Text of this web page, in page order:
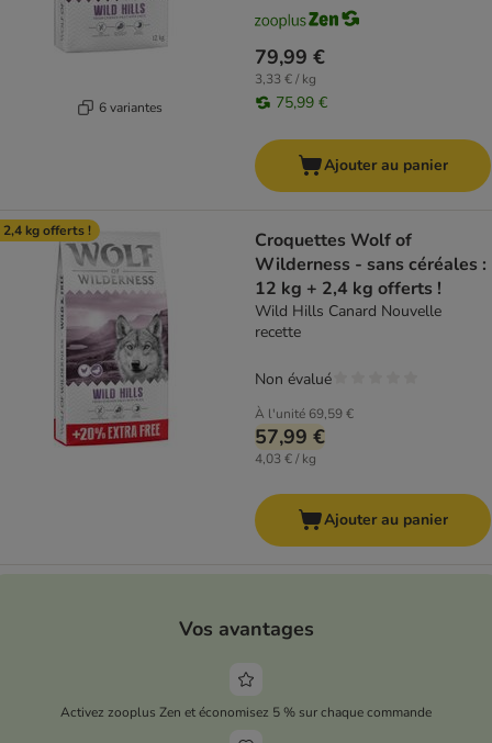
6 variantes
79,99 €
3,33 € / kg
75,99 €
Ajouter au panier
2,4 kg offerts !
Croquettes Wolf of
Wilderness - sans céréales :
12 kg + 2,4 kg offerts !
Wild Hills Canard Nouvelle
recette
À l'unité 69,59 €
57,99 €
4,03 € / kg
Non évalué
Ajouter au panier
Vos avantages
Activez zooplus Zen et économisez 5 % sur chaque commande